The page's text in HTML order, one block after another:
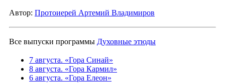
Автор: Протоиерей Артемий Владимиров
Все выпуски программы Духовные этюды
7 августа. «Гора Синай»
8 августа. «Гора Кармил»
6 августа. «Гора Елеон»